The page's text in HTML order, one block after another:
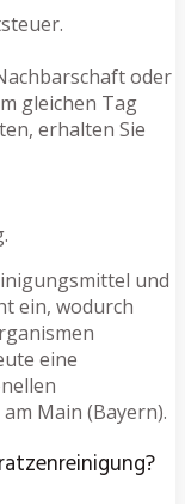
oder
gleichen Tag
erhalten Sie
und
ein, wodurch
eine
Main (Bayern).